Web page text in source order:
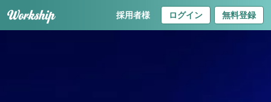
採用者様 ログイン 無料登録